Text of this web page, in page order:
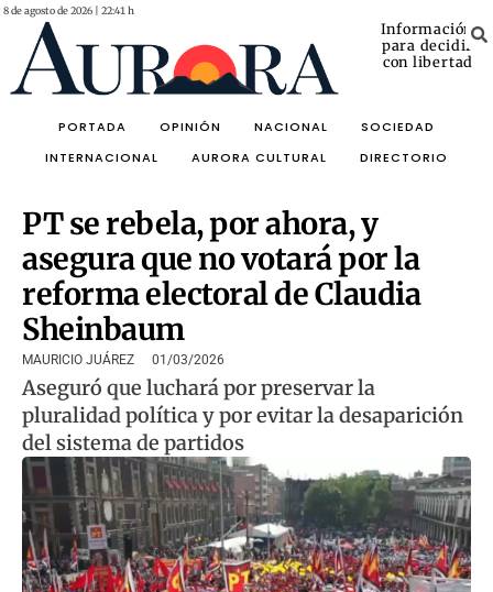
8 de agosto de 2026 | 22:41 h
Información
para decidir
con libertad
PORTADA OPINIÓN NACIONAL
SOCIEDAD
INTERNACIONAL
AURORA CULTURAL DIRECTORIO
PT se rebela, por ahora, y
asegura que no votará por la
reforma electoral de Claudia
Sheinbaum
MAURICIO JUÁREZ 01/03/2026
Aseguró que luchará por preservar la
pluralidad política y por evitar la desaparición
del sistema de partidos